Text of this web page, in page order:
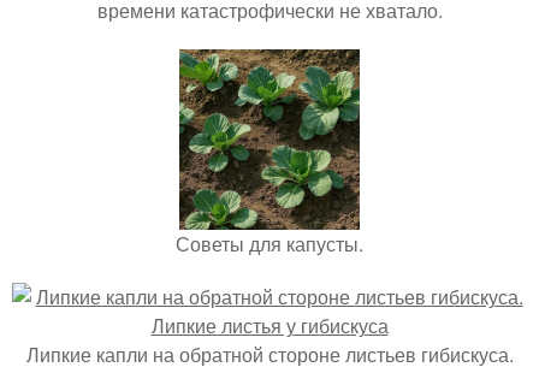
времени катастрофически не хватало.
Советы для капусты.
Липкие капли на обратной стороне листьев гибискуса.